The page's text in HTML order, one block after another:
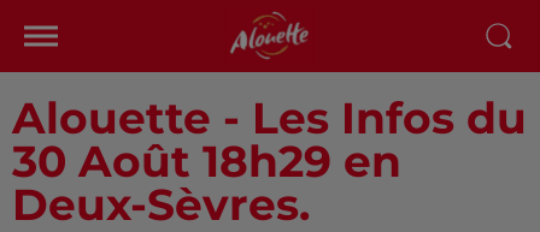
Alouette - Les Infos du
30 Août 18h29 en
Deux-Sèvres.